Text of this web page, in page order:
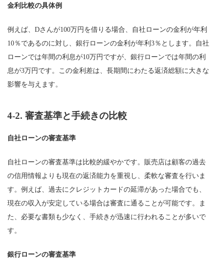
金利比較の具体例
例えば、Dさんが100万円を借りる場合、自社ローンの金利が年利
10％であるのに対し、銀行ローンの金利が年利3％とします。自社
ローンでは年間の利息が10万円ですが、銀行ローンでは年間の利
息が3万円です。この金利差は、長期間にわたる返済総額に大きな
影響を与えます。
4-2. 審査基準と手続きの比較
自社ローンの審査基準
自社ローンの審査基準は比較的緩やかです。販売店は顧客の過去
の信用情報よりも現在の返済能力を重視し、柔軟な審査を行いま
す。例えば、過去にクレジットカードの延滞があった場合でも、
現在の収入が安定している場合は審査に通ることが可能です。ま
た、必要な書類も少なく、手続きが迅速に行われることが多いで
す。
銀行ローンの審査基準